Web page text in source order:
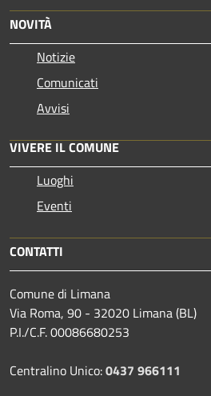
NOVITÀ
Notizie
Comunicati
Avvisi
VIVERE IL COMUNE
Luoghi
Eventi
CONTATTI
Comune di Limana
Via Roma, 90 - 32020 Limana (BL)
P.I./C.F. 00086680253
Centralino Unico:0437 966111